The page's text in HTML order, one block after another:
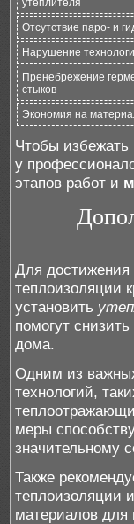
утеплителя
Отсутствие паро- и
Нарушение
Пренебрежение
стыков
Экономия на
Чтобы
у
этапов работ и
Для
теплоизоляции
установить
помогут
дома.
Одним из
технологий,
меры
значительному
Также
теплоизоляции
материалов